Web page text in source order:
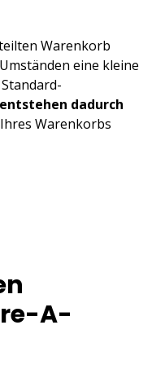
Warenkorb
eine kleine
dadurch
Warenkorbs
A-